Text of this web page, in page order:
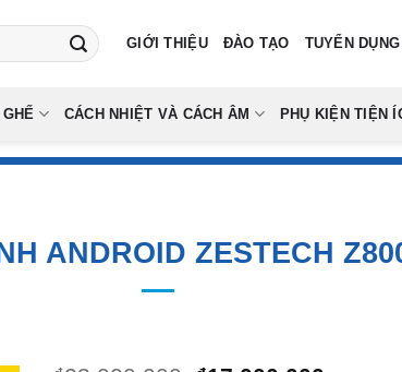
GIỚI THIỆU ĐÀO TẠO TUYỂN DỤNG
CÁCH NHIỆT VÀ CÁCH ÂM PHỤ KIỆN TIỆN
ANDROID ZESTECH